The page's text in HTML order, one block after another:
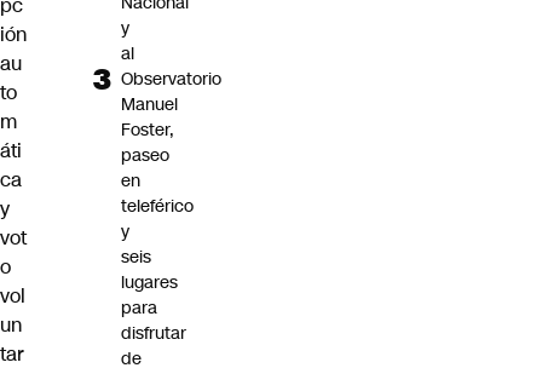
ión
au
to
m
áti
ca
y
vot
o
vol
un
tar
y
al
Observatorio
Manuel
Foster,
paseo
en
teleférico
y
seis
lugares
para
disfrutar
de